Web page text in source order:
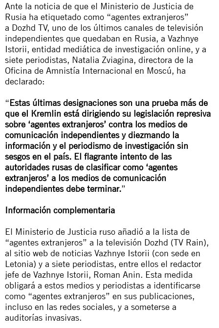
Ante la noticia de que el Ministerio de Justicia de
Rusia ha etiquetado como “agentes extranjeros”
a Dozhd TV, uno de los últimos canales de televisión
independientes que quedaban en Rusia, a Vazhnye
Istorii, entidad mediática de investigación online, y a
siete periodistas, Natalia Zviagina, directora de la
Oficina de Amnistía Internacional en Moscú, ha
declarado:
“Estas últimas designaciones son una prueba más de
que el Kremlin está dirigiendo su legislación represiva
sobre ‘agentes extranjeros’ contra los medios de
comunicación independientes y diezmando la
información y el periodismo de investigación sin
sesgos en el país. El flagrante intento de las
autoridades rusas de clasificar como ‘agentes
extranjeros’ a los medios de comunicación
independientes debe terminar.”
Información complementaria
El Ministerio de Justicia ruso añadió a la lista de
“agentes extranjeros” a la televisión Dozhd (TV Rain),
al sitio web de noticias Vazhnye Istorii (con sede en
Letonia) y a siete periodistas, entre ellos el redactor
jefe de Vazhnye Istorii, Roman Anin. Esta medida
obligará a estos medios y periodistas a identificarse
como “agentes extranjeros” en sus publicaciones,
incluso en las redes sociales, y a someterse a
auditorías invasivas.